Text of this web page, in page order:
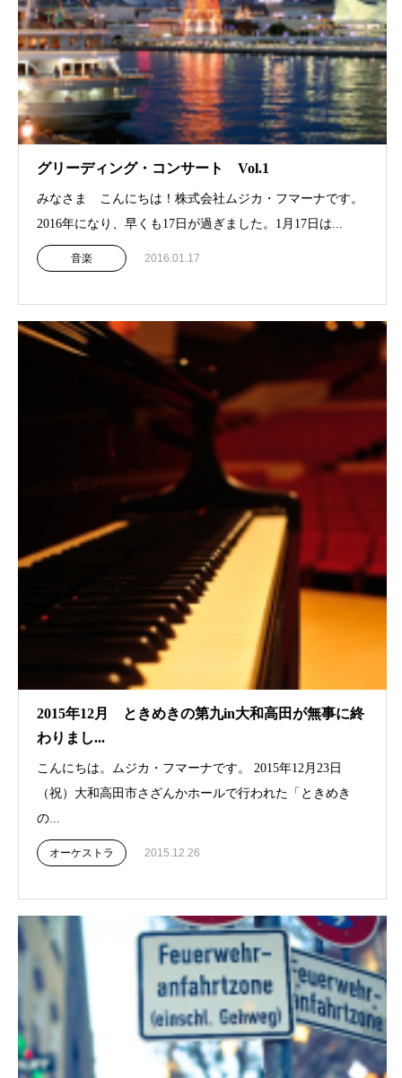
グリーディング・コンサート Vol.1
みなさま こんにちは！株式会社ムジカ・フマーナです。
2016年になり、早くも17日が過ぎました。1月17日は...
音楽 2016.01.17
2015年12月 ときめきの第九in大和高田が無事に終
わりまし...
こんにちは。ムジカ・フマーナです。 2015年12月23日
（祝）大和高田市さざんかホールで行われた「ときめき
の...
オーケストラ 2015.12.26